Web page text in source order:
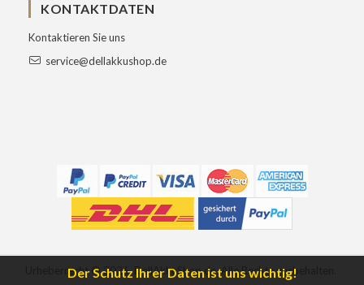
KONTAKTDATEN
Kontaktieren Sie uns
service@dellakkushop.de
Urheberrecht ©2026 DellAkkuShop.deAlle Rechte vorbehalten.
Der Schutz Ihrer Daten ist uns wichtig!